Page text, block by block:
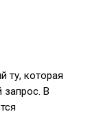
ту, которая
запрос. В